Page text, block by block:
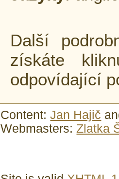
Další
získáte
odpovídající
Content:Jan Hajič
Webmasters:Zlatka